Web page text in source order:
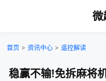
微
首页 > 资讯中心 > 遥控解读
稳赢不输!免拆麻将